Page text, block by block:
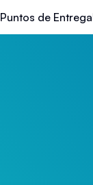
Puntos de Entrega